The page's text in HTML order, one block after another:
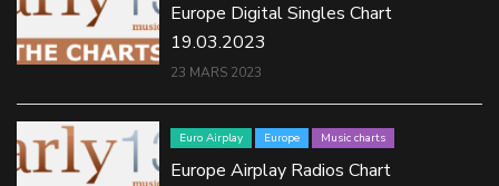
Europe Digital Singles Chart
19.03.2023
23 MARS 2023
Euro Airplay Europe Music charts
Europe Airplay Radios Chart